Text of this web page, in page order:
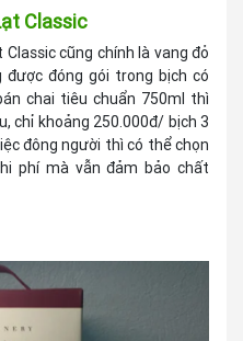
Classic
cũng chính là vang đỏ
đóng gói trong bịch có
chai tiêu chuẩn 750ml thì
chỉ khoảng 250.000đ/ bịch 3
đông người thì có thể chọn
phí mà vẫn đảm bảo chất